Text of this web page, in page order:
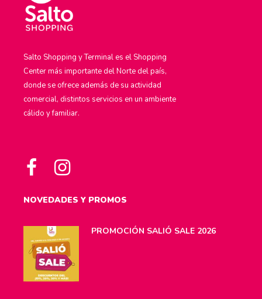
Salto Shopping y Terminal es el Shopping
Center más importante del Norte del país,
donde se ofrece además de su actividad
comercial, distintos servicios en un ambiente
cálido y familiar.
NOVEDADES Y PROMOS
PROMOCIÓN SALIÓ SALE 2026